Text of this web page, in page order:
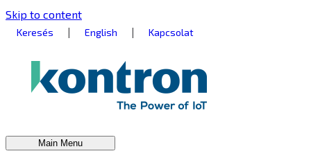
Skip to content
Keresés | English | Kapcsolat
Main Menu